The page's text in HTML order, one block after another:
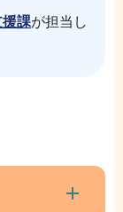
課が担当し